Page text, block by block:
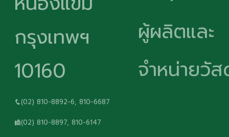
กรุงเทพฯ
10160
(02) 810-8892-6, 810-6687
(02) 810-8897, 810-6147
ผู้ผลิตและ
จำหน่ายวั